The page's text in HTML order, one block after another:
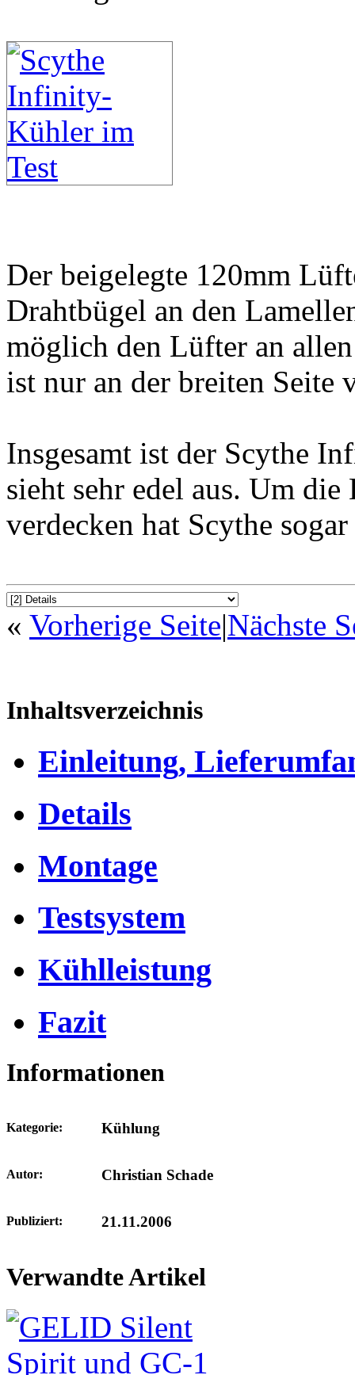
Der beigelegte 120mm
Drahtbügel an den
möglich den Lüfter an
ist nur an der breiten Seite
Insgesamt ist der Scythe
sieht sehr edel aus. Um
verdecken hat Scythe
« Vorherige Seite|Nächste
Inhaltsverzeichnis
Einleitung,
Details
Montage
Testsystem
Kühlleistung
Fazit
Informationen
Kategorie: Kühlung
Autor: Christian Schade
Publiziert: 21.11.2006
Verwandte Artikel